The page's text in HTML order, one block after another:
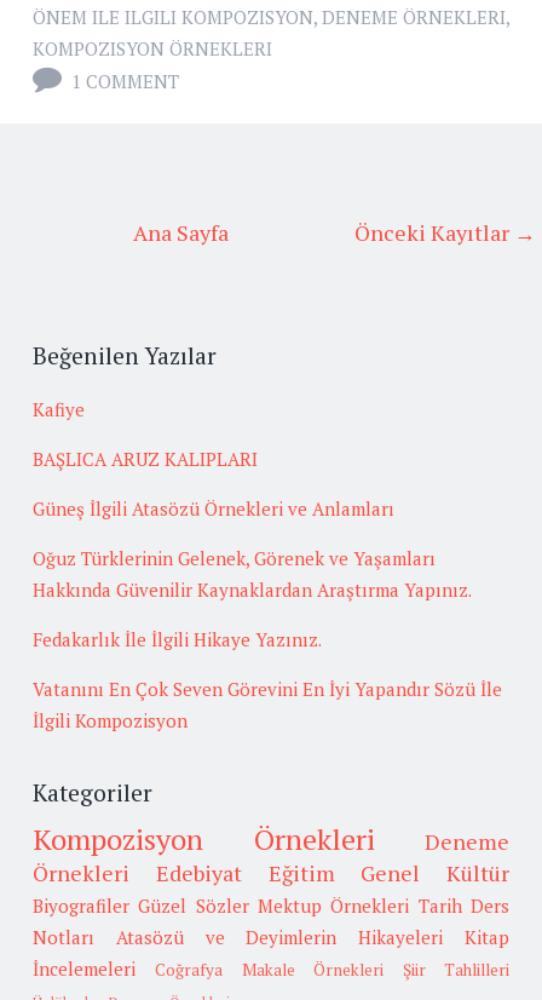
ÖNEM ILE ILGILI KOMPOZISYON, DENEME ÖRNEKLERI,
KOMPOZISYON ÖRNEKLERI
1 COMMENT
Önceki Kayıtlar →
Ana Sayfa
Beğenilen Yazılar
Kafiye
BAŞLICA ARUZ KALIPLARI
Güneş İlgili Atasözü Örnekleri ve Anlamları
Oğuz Türklerinin Gelenek, Görenek ve Yaşamları
Hakkında Güvenilir Kaynaklardan Araştırma Yapınız.
Fedakarlık İle İlgili Hikaye Yazınız.
Vatanını En Çok Seven Görevini En İyi Yapandır Sözü İle
İlgili Kompozisyon
Kategoriler
Kompozisyon Örnekleri
Deneme
Örnekleri
Edebiyat Eğitim Genel Kültür
Biyografiler Güzel Sözler Mektup Örnekleri Tarih Ders
Notları
Atasözü ve Deyimlerin Hikayeleri
Kitap
İncelemeleri
Coğrafya Makale Örnekleri Şiir Tahlilleri